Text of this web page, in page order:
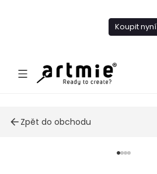
Koupit nyní
Zpět do obchodu